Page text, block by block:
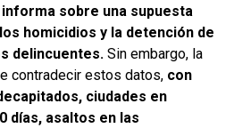
informa sobre una supuesta
homicidios y la detención de
delincuentes. Sin embargo, la
contradecir estos datos, con
ciudades en
días, asaltos en las